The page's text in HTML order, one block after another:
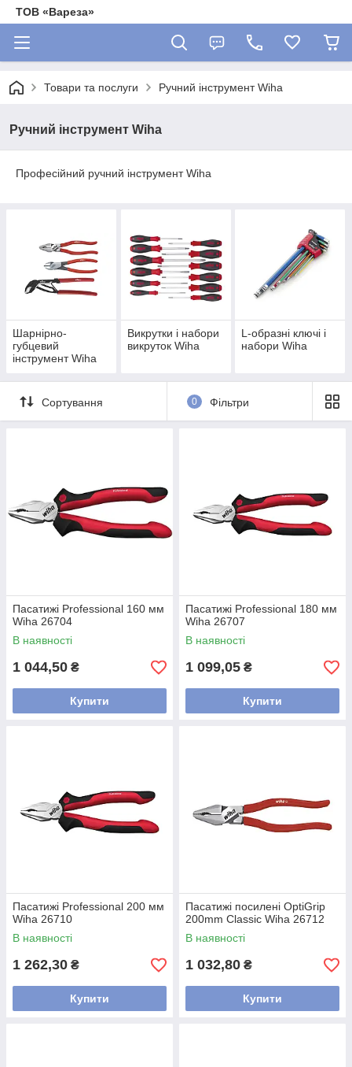
ТОВ «Вареза»
Товари та послуги Ручний інструмент Wiha
Ручний інструмент Wiha
Професійний ручний інструмент Wiha
Шарнірно-
губцевий
інструмент Wiha
Викрутки і набори
викруток Wiha
L-образні ключі і
набори Wiha
Сортування 0 Фільтри
Пасатижі Professional 160 мм
Wiha 26704
В наявності
1 044,50 ₴
Купити
Пасатижі Professional 180 мм
Wiha 26707
В наявності
1 099,05 ₴
Купити
Пасатижі Professional 200 мм
Wiha 26710
В наявності
1 262,30 ₴
Купити
Пасатижі посилені OptiGrip
200mm Classic Wiha 26712
В наявності
1 032,80 ₴
Купити